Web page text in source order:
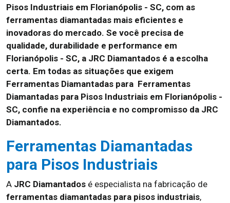
Pisos Industriais em Florianópolis - SC, com as
ferramentas diamantadas mais eficientes e
inovadoras do mercado. Se você precisa de
qualidade, durabilidade e performance em
Florianópolis - SC, a JRC Diamantados é a escolha
certa. Em todas as situações que exigem
Ferramentas Diamantadas para Ferramentas
Diamantadas para Pisos Industriais em Florianópolis -
SC, confie na experiência e no compromisso da JRC
Diamantados.
Ferramentas Diamantadas
para Pisos Industriais
A JRC Diamantados é especialista na fabricação de
ferramentas diamantadas para pisos industriais,